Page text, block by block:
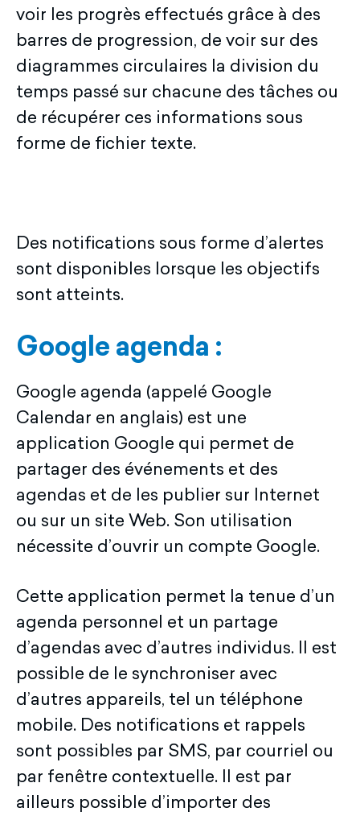
voir les progrès effectués grâce à des
barres de progression, de voir sur des
diagrammes circulaires la division du
temps passé sur chacune des tâches ou
de récupérer ces informations sous
forme de fichier texte.
Des notifications sous forme d’alertes
sont disponibles lorsque les objectifs
sont atteints.
Google agenda :
Google agenda (appelé Google
Calendar en anglais) est une
application Google qui permet de
partager des événements et des
agendas et de les publier sur Internet
ou sur un site Web. Son utilisation
nécessite d’ouvrir un compte Google.
Cette application permet la tenue d’un
agenda personnel et un partage
d’agendas avec d’autres individus. Il est
possible de le synchroniser avec
d’autres appareils, tel un téléphone
mobile. Des notifications et rappels
sont possibles par SMS, par courriel ou
par fenêtre contextuelle. Il est par
ailleurs possible d’importer des